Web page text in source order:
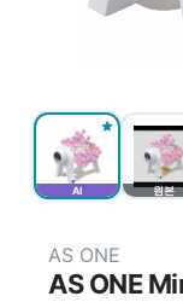
AI 원본
AS ONE
AS ONE